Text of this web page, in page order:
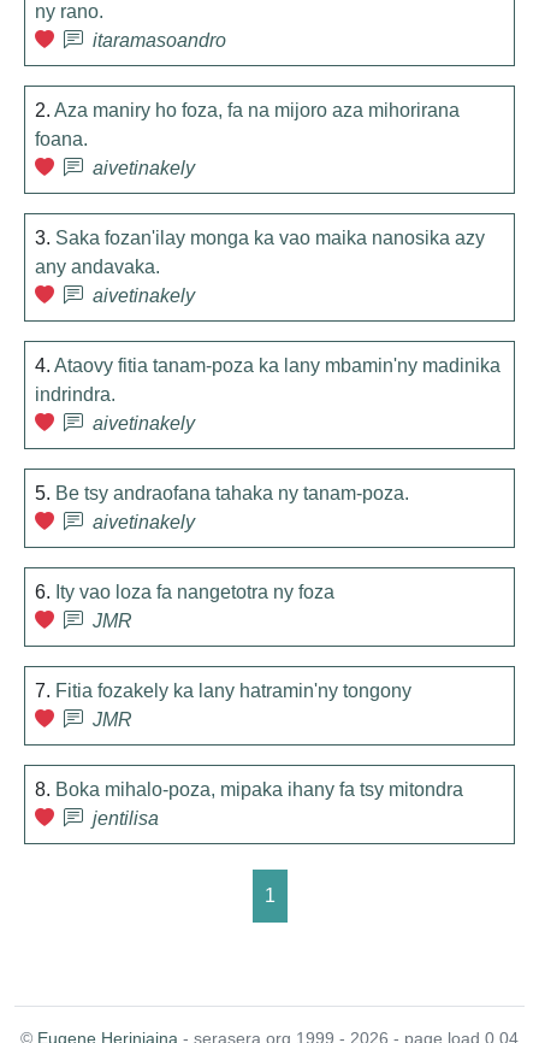
ny rano.
itaramasoandro
2. Aza maniry ho foza, fa na mijoro aza mihorirana
foana.
aivetinakely
3. Saka fozan'ilay monga ka vao maika nanosika azy
any andavaka.
aivetinakely
4. Ataovy fitia tanam-poza ka lany mbamin'ny madinika
indrindra.
aivetinakely
5. Be tsy andraofana tahaka ny tanam-poza.
aivetinakely
6. Ity vao loza fa nangetotra ny foza
JMR
7. Fitia fozakely ka lany hatramin'ny tongony
JMR
8. Boka mihalo-poza, mipaka ihany fa tsy mitondra
jentilisa
1
© Eugene Heriniaina - serasera.org 1999 - 2026 - page load 0.04